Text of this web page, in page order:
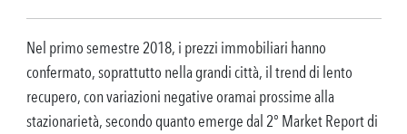
Nel primo semestre 2018, i prezzi immobiliari hanno
confermato, soprattutto nella grandi città, il trend di lento
recupero, con variazioni negative oramai prossime alla
stazionarietà, secondo quanto emerge dal 2° Market Report di